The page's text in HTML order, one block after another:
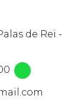
de Rei -